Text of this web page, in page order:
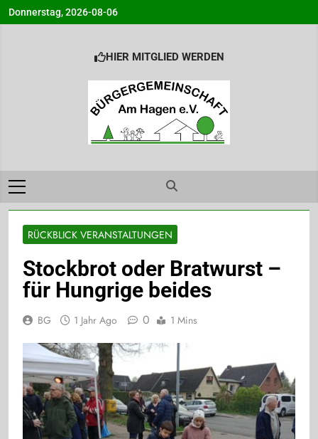
Skip
to
Donnerstag, 2026-08-06
HIER MITGLIED WERDEN
am Hagen
Ahrensburg
RÜCKBLICK VERANSTALTUNGEN
Stockbrot oder Bratwurst –
für Hungrige beides
BG 1 Jahr Ago 0 1 Mins